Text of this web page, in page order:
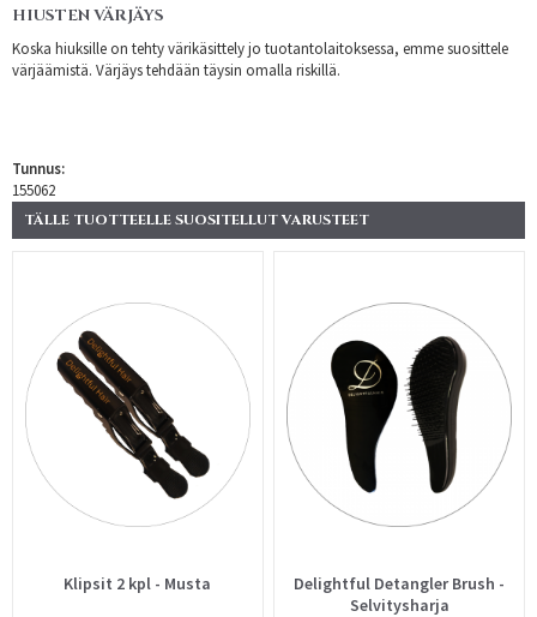
HIUSTEN VÄRJÄYS
Koska hiuksille on tehty värikäsittely jo tuotantolaitoksessa, emme suosittele
värjäämistä. Värjäys tehdään täysin omalla riskillä.
Tunnus:
155062
TÄLLE TUOTTEELLE SUOSITELLUT VARUSTEET
Klipsit 2 kpl - Musta
Delightful Detangler Brush -
Selvitysharja